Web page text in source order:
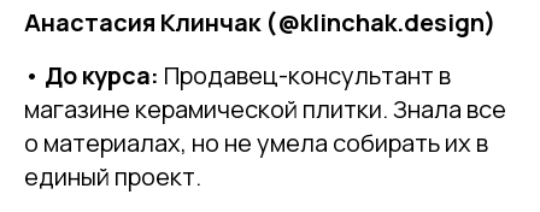
Анастасия Клинчак (@klinchak.design)
• До курса: Продавец-консультант в
магазине керамической плитки. Знала все
о материалах, но не умела собирать их в
единый проект.